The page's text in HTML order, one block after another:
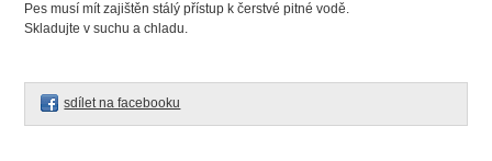
Pes musí mít zajištěn stálý přístup k čerstvé pitné vodě.
Skladujte v suchu a chladu.
sdílet na facebooku